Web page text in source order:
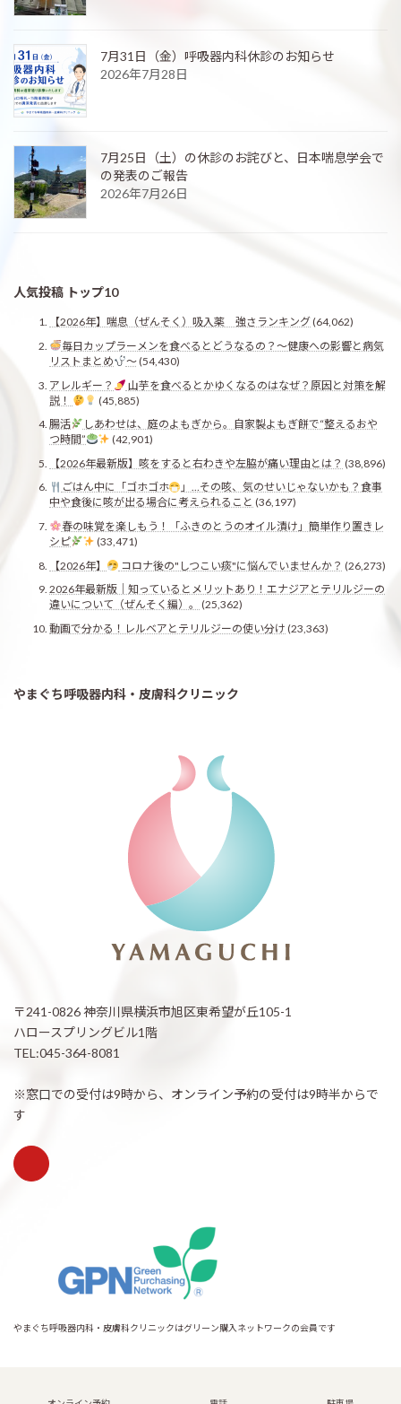
7月31日（金）呼吸器内科休診のお知らせ
2026年7月28日
7月25日（土）の休診のお詫びと、日本喘息学会で
の発表のご報告
2026年7月26日
人気投稿 トップ10
【2026年】喘息（ぜんそく）吸入薬 強さランキング(64,062)
毎日カップラーメンを食べるとどうなるの？〜健康への影響と病気
リストまとめ
〜(54,430)
アレルギー？
山芋を食べるとかゆくなるのはなぜ？原因と対策を解
説！
(45,885)
腸活
しあわせは、庭のよもぎから。自家製よもぎ餅で“整えるおや
つ時間”
(42,901)
【2026年最新版】咳をすると右わきや左脇が痛い理由とは？ (38,896)
ごはん中に「ゴホゴホ
」…その咳、気のせいじゃないかも？食事
中や食後に咳が出る場合に考えられること (36,197)
春の味覚を楽しもう！「ふきのとうのオイル漬け」簡単作り置きレ
シピ
(33,471)
【2026年】
コロナ後の"しつこい痰"に悩んでいませんか？ (26,273)
2026年最新版｜知っているとメリットあり！エナジアとテリルジーの
違いについて（ぜんそく編）。
(25,362)
動画で分かる！レルベアとテリルジーの使い分け (23,363)
やまぐち呼吸器内科・皮膚科クリニック
〒241-0826 神奈川県横浜市旭区東希望が丘105-1
ハロースプリングビル1階
TEL:045-364-8081
※窓口での受付は9時から、オンライン予約の受付は9時半からで
す
やまぐち呼吸器内科・皮膚科クリニックはグリーン購入ネットワークの会員です